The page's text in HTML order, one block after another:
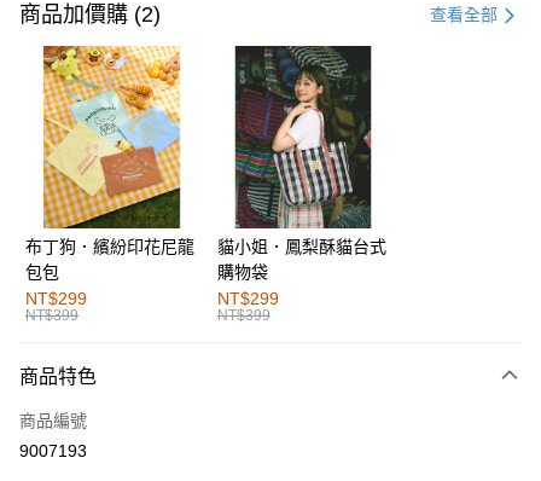
信用卡一次付款
購物金
超商取貨付款
LINE Pay
街口支付
運送方式
全家取貨付款
每筆NT$60，滿NT$1,000(含以上)免運費
付款後全家取貨
萊爾富取貨付款
商品加價購 (2) 查看全部
布丁狗．繽紛印花尼龍
包包
NT$299
NT$399
貓小姐．鳳梨酥貓台式
購物袋
NT$299
NT$399
商品特色
商品編號
9007193